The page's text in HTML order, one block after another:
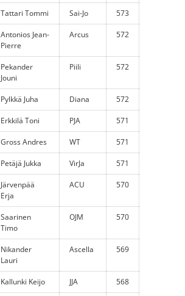
Tattari Tommi Sai-Jo 573
Antonios Jean-
Pierre
Arcus 572
Pekander
Jouni
Piili 572
Pylkkä Juha Diana 572
Erkkilä Toni PJA 571
Gross Andres WT 571
Petäjä Jukka VirJa 571
Järvenpää
Erja
ACU 570
Saarinen
Timo
OJM 570
Nikander
Lauri
Ascella 569
Kallunki Keijo JJA 568